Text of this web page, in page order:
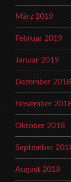
März 2019
Februar 2019
Januar 2019
Dezember 2018
November
Oktober 2018
September
August 2018